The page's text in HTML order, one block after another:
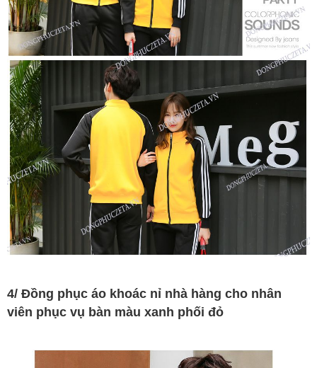
4/ Đồng phục áo khoác nỉ nhà hàng cho nhân
viên phục vụ bàn màu xanh phối đỏ